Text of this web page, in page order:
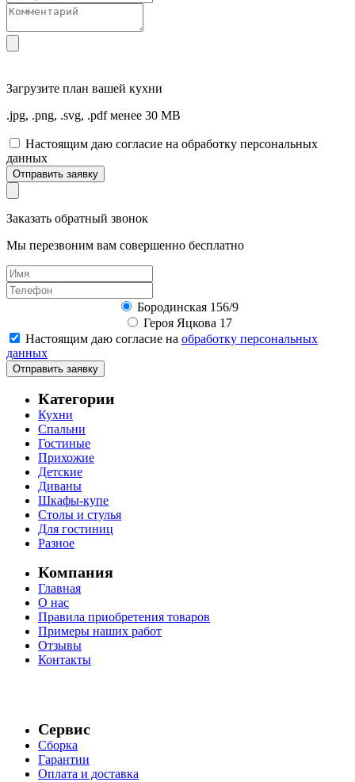
Загрузите план вашей кухни
.jpg, .png, .svg, .pdf менее 30 MB
Настоящим даю согласие на обработку персональных
данных
Отправить заявку
Заказать обратный звонок
Мы перезвоним вам совершенно бесплатно
Бородинская 156/9
Героя Яцкова 17
Настоящим даю согласие на обработку персональных
данных
Отправить заявку
Категории
Кухни
Спальни
Гостиные
Прихожие
Детские
Диваны
Шкафы-купе
Столы и стулья
Для гостиниц
Разное
Компания
Главная
О нас
Правила приобретения товаров
Примеры наших работ
Отзывы
Контакты
Сервис
Сборка
Гарантии
Оплата и доставка